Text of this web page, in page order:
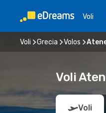
Voli
Voli Grecia Volos
Voli
Voli